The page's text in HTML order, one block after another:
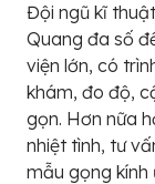
Đội ngũ kĩ
Quang đa số
viện lớn, có
khám, đo độ,
gọn. Hơn nữa
nhiệt tình, tư
mẫu gọng kính